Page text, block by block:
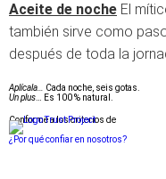
Aceite de noche El
también sirve como
después de toda la
Aplícala…
Cada noche, seis gotas.
Un plus … Es 100 % natural.
Conforme a los criterios de
¿Por qué confiar en nosotros?